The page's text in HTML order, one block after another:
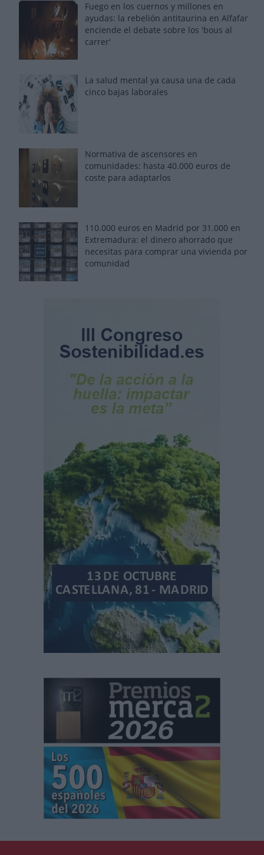
Fuego en los cuernos y millones en
ayudas: la rebelión antitaurina en Alfafar
enciende el debate sobre los 'bous al
carrer'
La salud mental ya causa una de cada
cinco bajas laborales
Normativa de ascensores en
comunidades: hasta 40.000 euros de
coste para adaptarlos
110.000 euros en Madrid por 31.000 en
Extremadura: el dinero ahorrado que
necesitas para comprar una vivienda por
comunidad